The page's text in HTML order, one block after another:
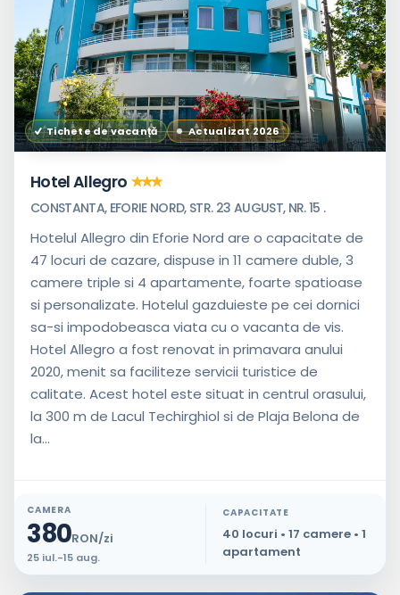
Tichete de vacanță Actualizat 2026
Hotel Allegro
CONSTANTA, EFORIE NORD, STR. 23 AUGUST, NR. 15 .
Hotelul Allegro din Eforie Nord are o capacitate de
47 locuri de cazare, dispuse in 11 camere duble, 3
camere triple si 4 apartamente, foarte spatioase
si personalizate. Hotelul gazduieste pe cei dornici
sa-si impodobeasca viata cu o vacanta de vis.
Hotel Allegro a fost renovat in primavara anului
2020, menit sa faciliteze servicii turistice de
calitate. Acest hotel este situat in centrul orasului,
la 300 m de Lacul Techirghiol si de Plaja Belona de
la...
CAMERA
380RON/zi
25 iul.-15 aug.
CAPACITATE
40 locuri • 17 camere • 1
apartament